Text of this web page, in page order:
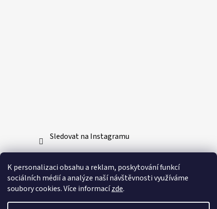
K personalizaci obsahu a reklam, poskytování funkcí
sociálních médií a analýze naší návštěvnosti využíváme
soubory cookies. Více informacízde.
Sledovat na Instagramu
Přijímáme online platby